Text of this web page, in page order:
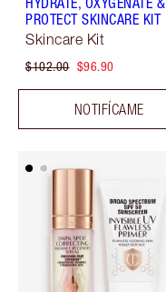
PROTECT SKINCARE KIT
Skincare Kit
$102.00 $96.90
NOTIFÍCAME